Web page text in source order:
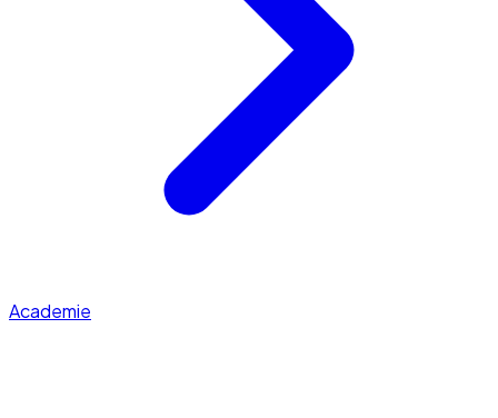
Academie